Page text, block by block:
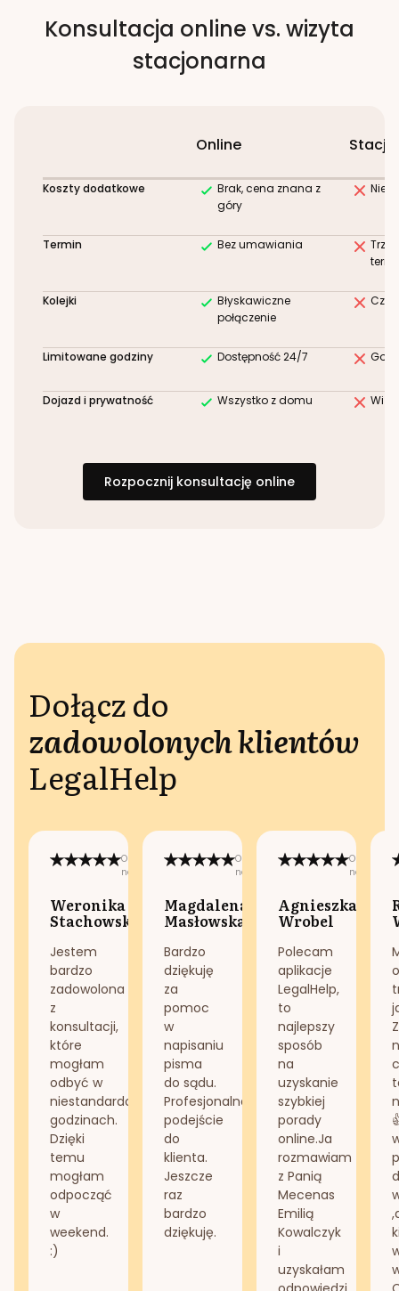
Konsultacja online vs. wizyta
stacjonarna
Online
Koszty dodatkowe
Brak, cena znana z
góry
Termin Bez umawiania
Kolejki
Błyskawiczne
połączenie
Limitowane godziny Dostępność 24/7
Dojazd i prywatność Wszystko z domu
Rozpocznij konsultację online
Dołącz do
zadowolonych klientów
LegalHelp
Opublikowano
na:
Weronika
Stachowska
Jestem
bardzo
zadowolona
z
konsultacji,
które
mogłam
odbyć w
niestandardowych
godzinach.
Dzięki
temu
mogłam
odpocząć
w
weekend.
:)
Opublikowano
na:
Magdalena
Masłowska
Bardzo
dziękuję
za
pomoc
w
napisaniu
pisma
do sądu.
Profesjonalne
podejście
do
klienta.
Jeszcze
raz
bardzo
dziękuję.
na:
Agnieszka
Wrobel
Polecam
aplikacje
LegalHelp,
to
najlepszy
sposób
na
uzyskanie
szybkiej
porady
online.Ja
rozmawiam
z Panią
Mecenas
Emilią
Kowalczyk
i
uzyskałam